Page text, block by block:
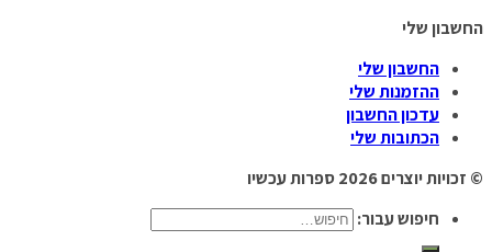
החשבון שלי
החשבון שלי
ההזמנות שלי
עדכון החשבון
הכתובות שלי
© זכויות יוצרים 2026
ספרות עכשיו
חיפוש עבור: